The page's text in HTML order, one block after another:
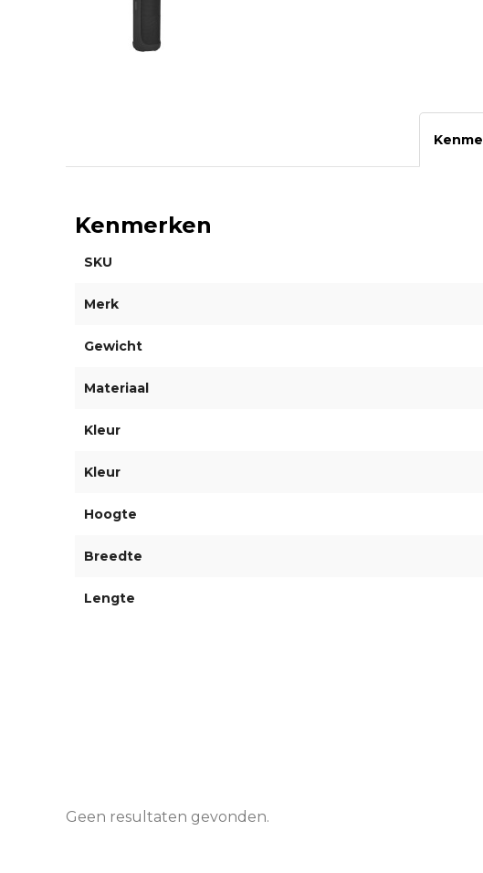
Kenmerken
SKU
Merk
Gewicht
Materiaal
Kleur
Kleur
Hoogte
Breedte
Lengte
Geen resultaten gevonden.